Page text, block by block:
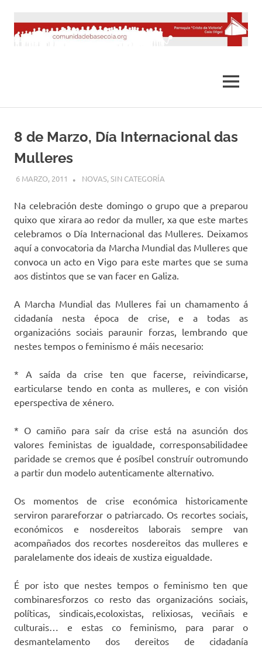
contenido
MENÚ
8 de Marzo, Día Internacional das
Mulleres
6 MARZO, 2011 DESARROLLO
NOVAS,SIN CATEGORÍA
Na celebración deste domingo o grupo que a preparou
quixo que xirara ao redor da muller, xa que este martes
celebramos o Día Internacional das Mulleres. Deixamos
aquí a convocatoria da Marcha Mundial das Mulleres que
convoca un acto en Vigo para este martes que se suma
aos distintos que se van facer en Galiza.
A Marcha Mundial das Mulleres fai un chamamento á
cidadanía nesta época de crise, e a todas as
organizacións sociais paraunir forzas, lembrando que
nestes tempos o feminismo é máis necesario:
* A saída da crise ten que facerse, reivindicarse,
earticularse tendo en conta as mulleres, e con visión
eperspectiva de xénero.
* O camiño para saír da crise está na asunción dos
valores feministas de igualdade, corresponsabilidadee
paridade se cremos que é posíbel construír outromundo
a partir dun modelo autenticamente alternativo.
Os momentos de crise económica historicamente
serviron parareforzar o patriarcado. Os recortes sociais,
económicos e nosdereitos laborais sempre van
acompañados dos recortes nosdereitos das mulleres e
paralelamente dos ideais de xustiza eigualdade.
É por isto que nestes tempos o feminismo ten que
combinaresforzos co resto das organizacións sociais,
políticas, sindicais,ecoloxistas, relixiosas, veciñais e
culturais… e estas co feminismo, para parar o
desmantelamento dos dereitos de cidadanía